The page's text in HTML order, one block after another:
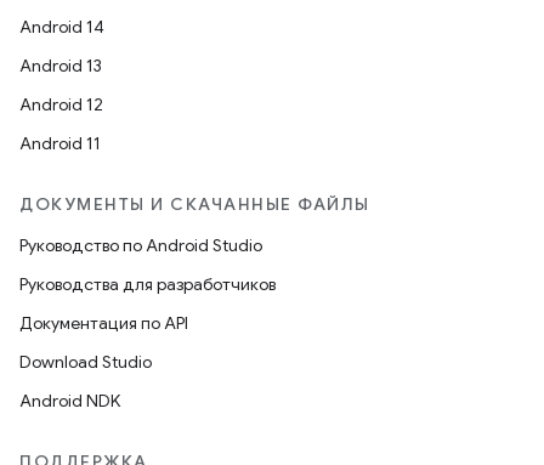
Android 14
Android 13
Android 12
Android 11
ДОКУМЕНТЫ И СКАЧАННЫЕ ФАЙЛЫ
Руководство по Android Studio
Руководства для разработчиков
Документация по API
Download Studio
Android NDK